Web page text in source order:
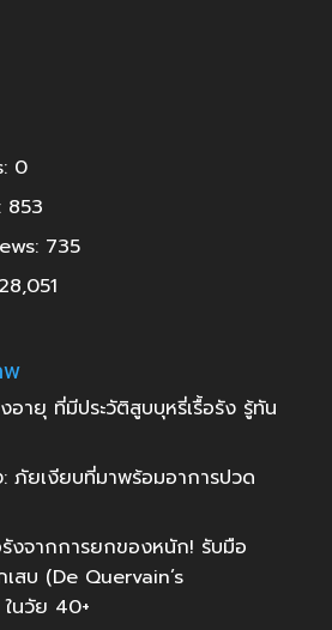
0
853
735
พ
อายุ ที่มีประวัติสูบบุหรี่เรื้อรัง รู้ทัน
ภัยเงียบที่มาพร้อมอาการปวด
งจากการยกของหนัก! รับมือ
สบ (De Quervain’s
นวัย 40+